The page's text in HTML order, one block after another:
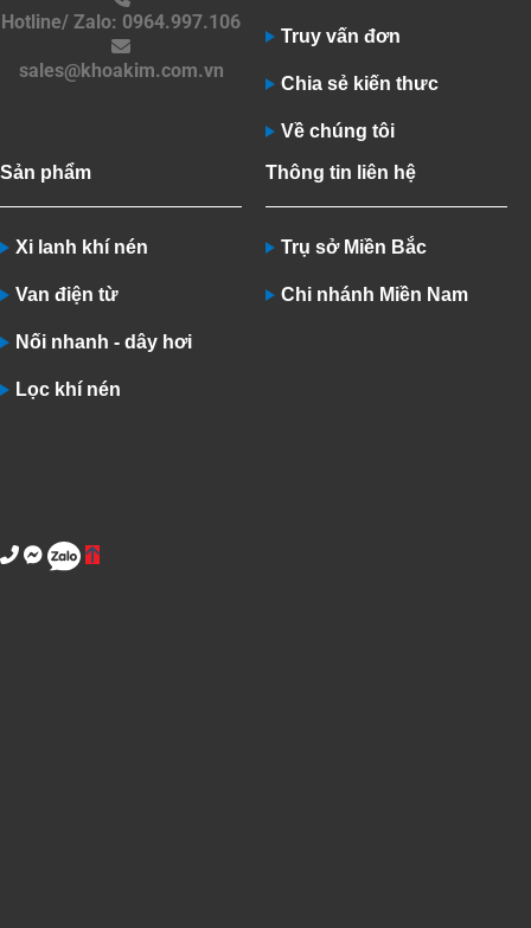
Hotline/ Zalo: 0964.997.106
sales@khoakim.com.vn
Truy vấn đơn
Chia sẻ kiến thưc
Về chúng tôi
Sản phẩm
Xi lanh khí nén
Van điện từ
Nối nhanh - dây hơi
Lọc khí nén
Thông tin liên hệ
Trụ sở Miền Bắc
Chi nhánh Miền Nam